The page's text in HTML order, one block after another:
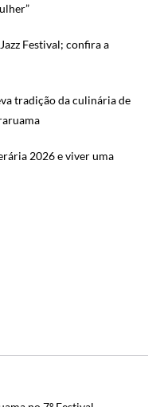
Festival; confira a
tradição da culinária de
2026 e viver uma